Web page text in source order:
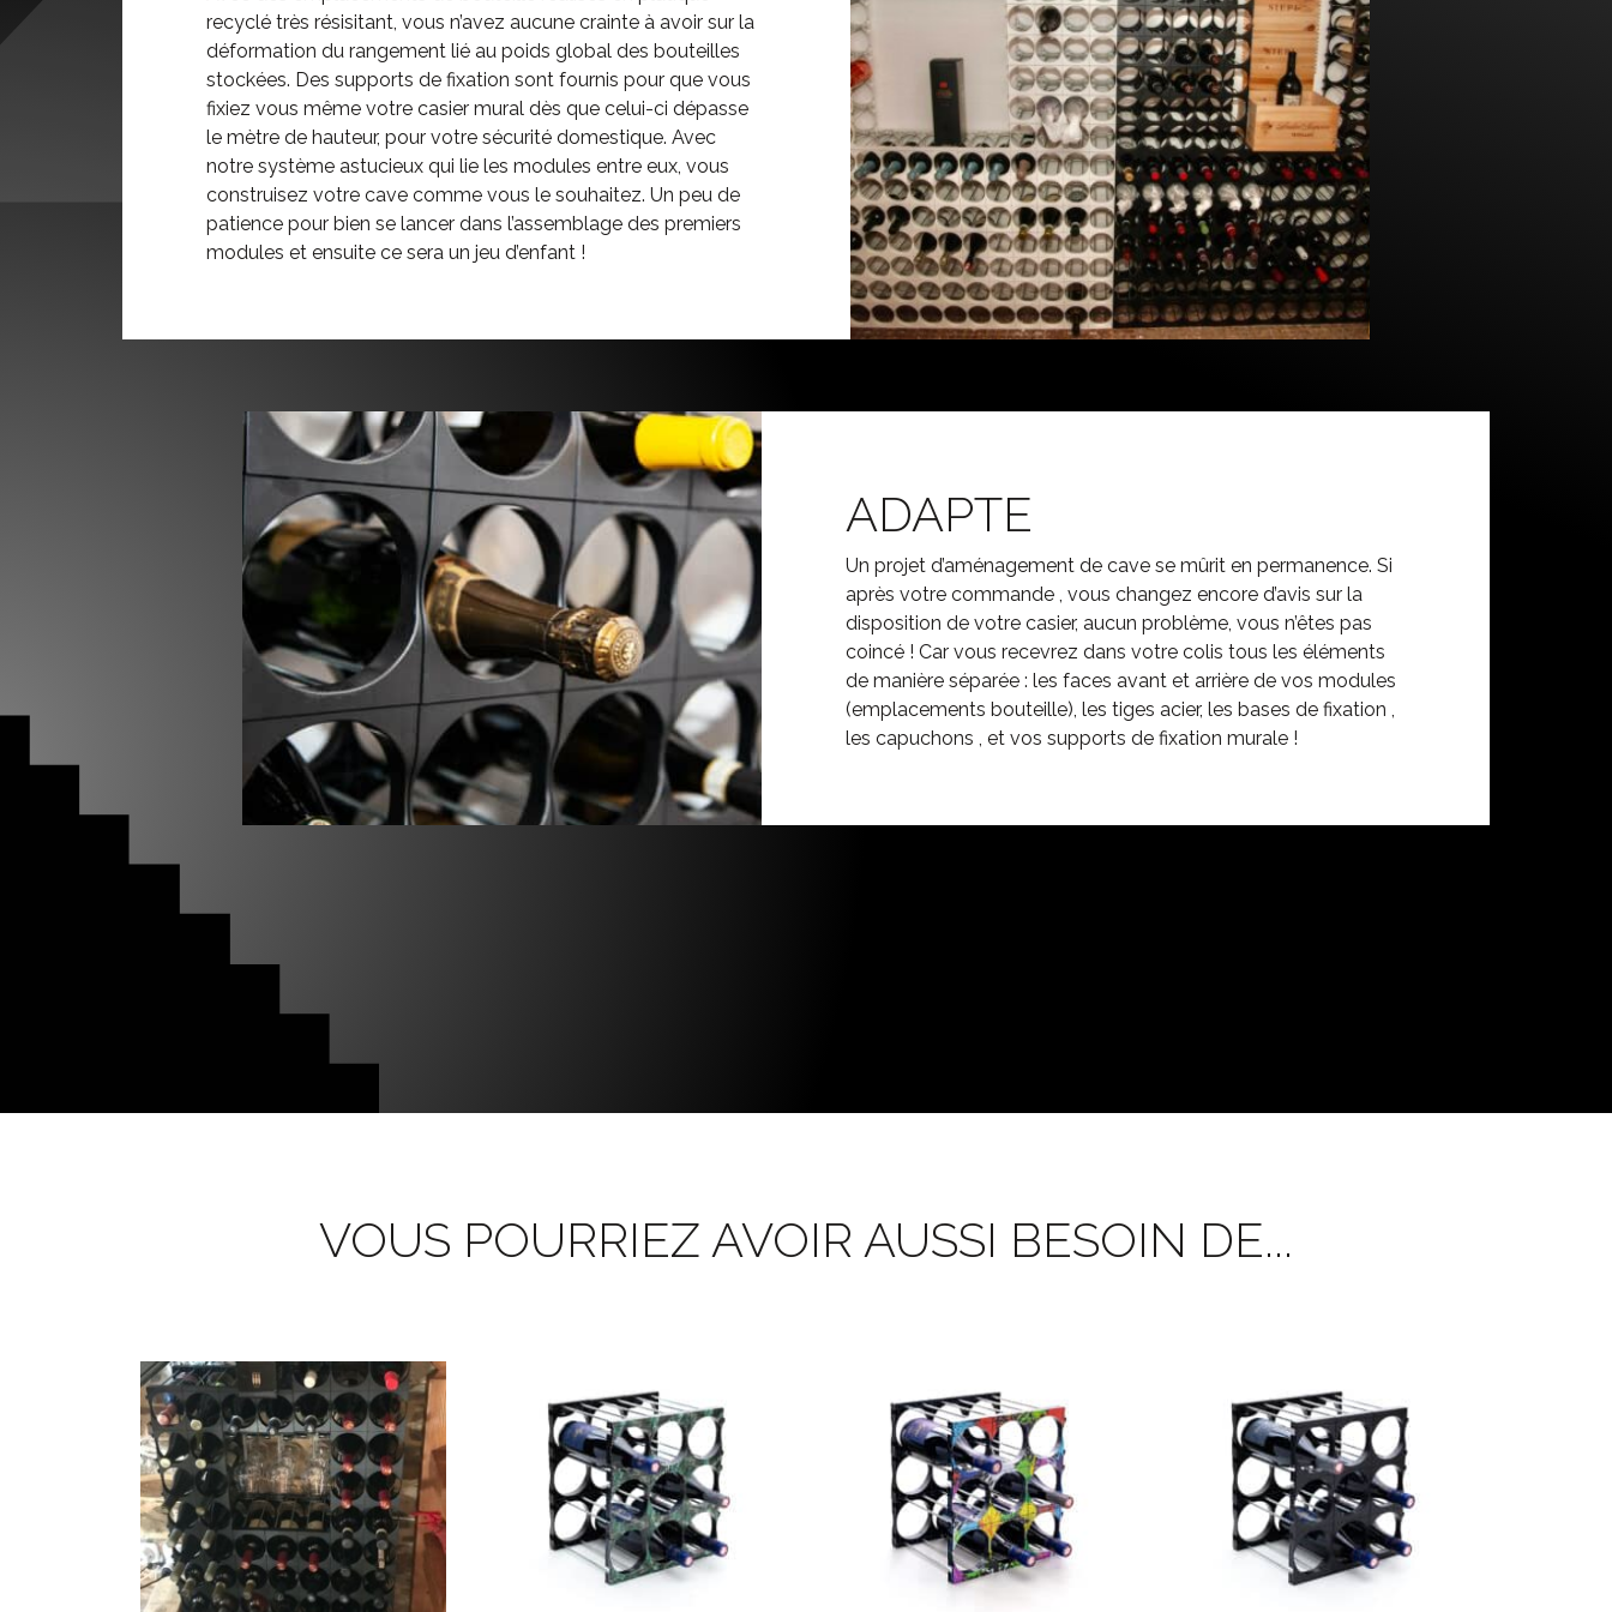
recyclé très résisitant, vous n’avez aucune crainte à avoir sur la
déformation du rangement lié au poids global des bouteilles
stockées. Des supports de fixation sont fournis pour que vous
fixiez vous même votre casier mural dès que celui-ci dépasse
le mètre de hauteur, pour votre sécurité domestique. Avec
notre système astucieux qui lie les modules entre eux, vous
construisez votre cave comme vous le souhaitez. Un peu de
patience pour bien se lancer dans l’assemblage des premiers
modules et ensuite ce sera un jeu d’enfant !
ADAPTE
Un projet d’aménagement de cave se mûrit en permanence. Si
après votre commande , vous changez encore d’avis sur la
disposition de votre casier, aucun problème, vous n’êtes pas
coincé ! Car vous recevrez dans votre colis tous les éléments
de manière séparée : les faces avant et arrière de vos modules
(emplacements bouteille), les tiges acier, les bases de fixation ,
les capuchons , et vos supports de fixation murale !
VOUS POURRIEZ AVOIR AUSSI BESOIN DE...